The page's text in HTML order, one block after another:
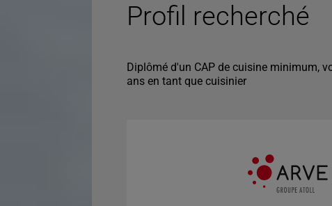
Profil recherché
Diplômé d'un CAP de cuisine minimum,
ans en tant que cuisinier